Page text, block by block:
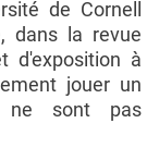
de Cornell
dans la revue
d'exposition à
jouer un
ne sont pas